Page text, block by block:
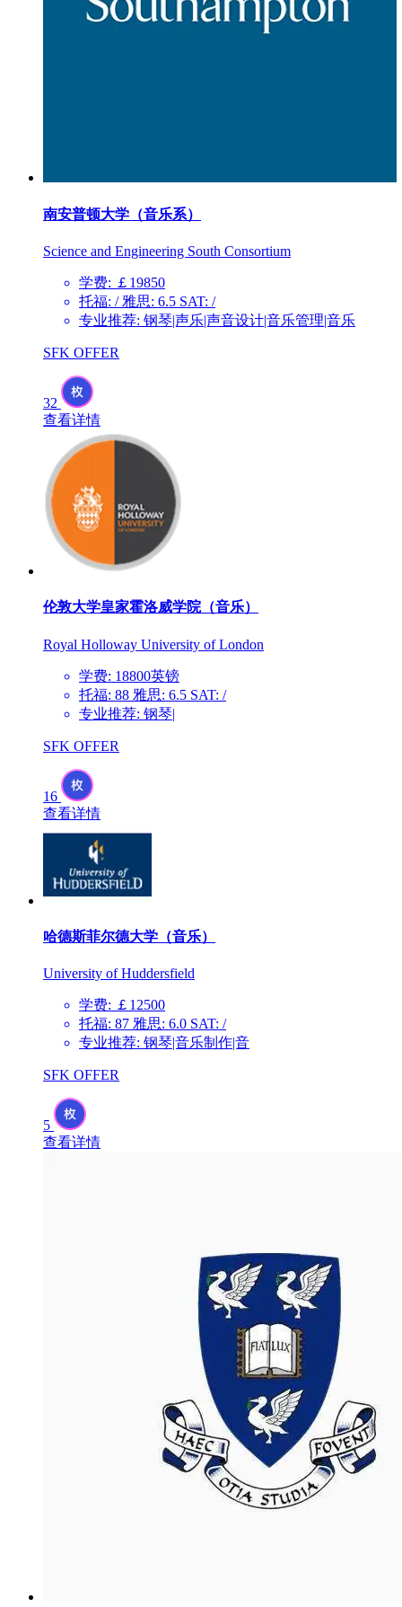
南安普顿大学（音乐系）
Science and Engineering South Consortium
学费: ￡19850
托福: / 雅思: 6.5 SAT: /
专业推荐: 钢琴|声乐|声音设计|音乐管理|音乐
SFK OFFER
32
查看详情
伦敦大学皇家霍洛威学院（音乐）
Royal Holloway University of London
学费: 18800英镑
托福: 88 雅思: 6.5 SAT: /
专业推荐: 钢琴|
SFK OFFER
16
查看详情
哈德斯菲尔德大学（音乐）
University of Huddersfield
学费: ￡12500
托福: 87 雅思: 6.0 SAT: /
专业推荐: 钢琴|音乐制作|音
SFK OFFER
5
查看详情